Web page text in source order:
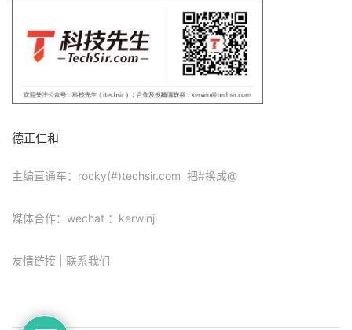
德正仁和
主编直通车：rocky(#)techsir.com 把#换成@
媒体合作：wechat ：kerwinji
友情链接 联系我们